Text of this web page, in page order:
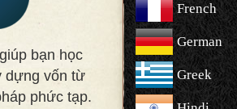
bạn học
dựng vốn từ
phức tạp.
French
German
Greek